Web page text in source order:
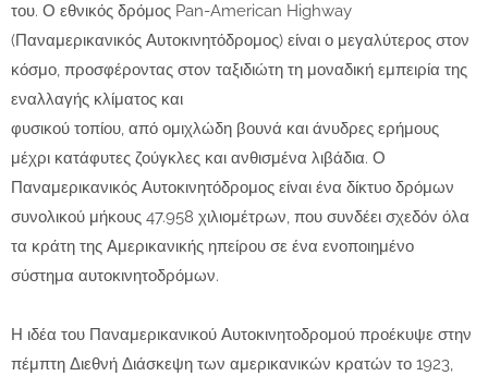
του. Ο εθνικός δρόμος Pan-American Highway
(Παναμερικανικός Αυτοκινητόδρομος) είναι ο μεγαλύτερος στον
κόσμο, προσφέροντας στον ταξιδιώτη τη μοναδική εμπειρία της
εναλλαγής κλίματος και
φυσικού τοπίου, από ομιχλώδη βουνά και άνυδρες ερήμους
μέχρι κατάφυτες ζούγκλες και ανθισμένα λιβάδια. Ο
Παναμερικανικός Αυτοκινητόδρομος είναι ένα δίκτυο δρόμων
συνολικού μήκους 47.958 χιλιομέτρων, που συνδέει σχεδόν όλα
τα κράτη της Αμερικανικής ηπείρου σε ένα ενοποιημένο
σύστημα αυτοκινητοδρόμων.
Η ιδέα του Παναμερικανικού Αυτοκινητοδρομού προέκυψε στην
πέμπτη Διεθνή Διάσκεψη των αμερικανικών κρατών το 1923,